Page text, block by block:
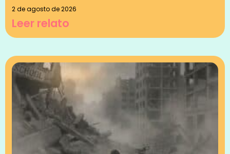
2 de agosto de 2026
Leer relato